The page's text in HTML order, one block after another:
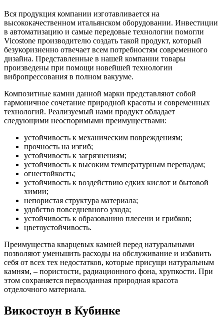
Вся продукция компании изготавливается на
высококачественном итальянском оборудовании. Инвестиции
в автоматизацию и самые передовые технологии помогли
Vicostone производителю создать такой продукт, который
безукоризненно отвечает всем потребностям современного
дизайна. Представленные в нашей компании товары
произведены при помощи новейшей технологии
вибропрессования в полном вакууме.
Композитные камни данной марки представляют собой
гармоничное сочетание природной красоты и современных
технологий. Реализуемый нами продукт обладает
следующими неоспоримыми преимуществами:
устойчивость к механическим повреждениям;
прочность на изгиб;
устойчивость к загрязнениям;
устойчивость к высоким температурным перепадам;
огнестойкость;
устойчивость к воздействию едких кислот и бытовой
химии;
непористая структура материала;
удобство повседневного ухода;
устойчивость к образованию плесени и грибков;
цветоустойчивость.
Преимущества кварцевых камней перед натуральными
позволяют уменьшить расходы на обслуживание и избавить
себя от всех тех недостатков, которые присущи натуральным
камням, – пористости, радиационного фона, хрупкости. При
этом сохраняется первозданная природная красота
отделочного материала.
Викостоун в Кубинке